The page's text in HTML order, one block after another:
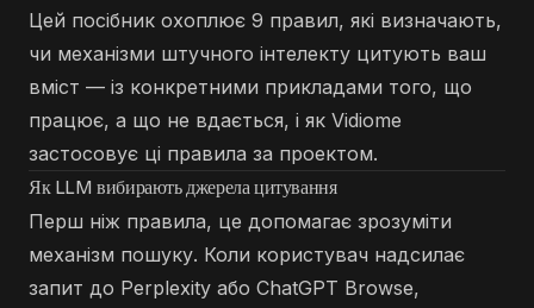
Цей посібник охоплює 9 правил, які визначають,
чи механізми штучного інтелекту цитують ваш
вміст — із конкретними прикладами того, що
працює, а що не вдається, і як Vidiome
застосовує ці правила за проектом.
Як LLM вибирають джерела цитування
Перш ніж правила, це допомагає зрозуміти
механізм пошуку. Коли користувач надсилає
запит до Perplexity або ChatGPT Browse,